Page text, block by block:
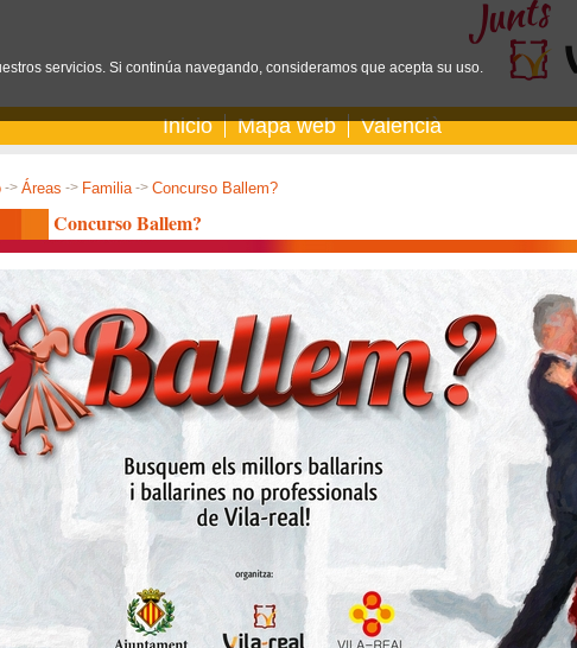
Inicio Mapa web Valencià
-> Áreas -> Familia -> Concurso Ballem?
Concurso Ballem?
servicios. Si continúa navegando, consideramos que acepta su uso.